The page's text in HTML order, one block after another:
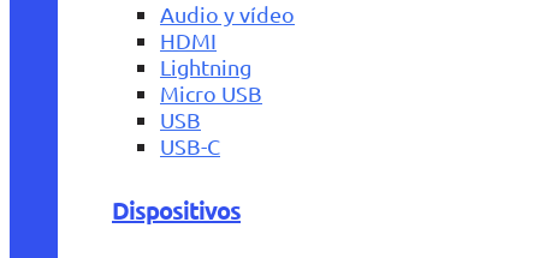
Audio y vídeo
HDMI
Lightning
Micro USB
USB
USB-C
Dispositivos